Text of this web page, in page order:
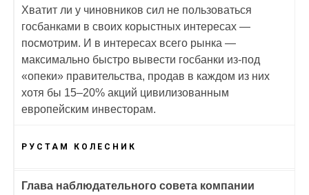
Хватит ли у чиновников сил не пользоваться
госбанками в своих корыстных интересах —
посмотрим. И в интересах всего рынка —
максимально быстро вывести госбанки из-под
«опеки» правительства, продав в каждом из них
хотя бы 15–20% акций цивилизованным
европейским инвесторам.
РУСТАМ КОЛЕСНИК
Глава наблюдательного совета компании